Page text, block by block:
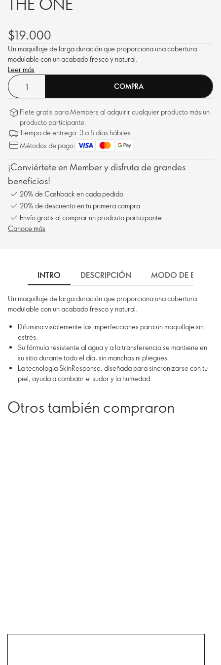
$19.000
Un maquillaje de larga duración que proporciona una cobertura
modulable con un acabado fresco y natural.
Leer más
COMPRA
Flete gratis para Members al adquirir cualquier producto más un
producto participante.
Tiempo de entrega: 3 a 5 días hábiles
Métodos de pago:
¡Conviértete en Member y disfruta de grandes
beneficios!
20% de Cashback en cada pedido
20% de descuento en tu primera compra
Envío gratis al comprar un prodcuto participante
Conoce más
INTRO DESCRIPCIÓN MODO DE EMPLEO
Un maquillaje de larga duración que proporciona una cobertura
modulable con un acabado fresco y natural.
Difumina visiblemente las imperfecciones para un maquillaje sin
estrés.
Su fórmula resistente al agua y a la transferencia se mantiene en
su sitio durante todo el día, sin manchas ni pliegues.
La tecnología SkinResponse, diseñada para sincronizarse con tu
piel, ayuda a combatir el sudor y la humedad.
Otros también compraron